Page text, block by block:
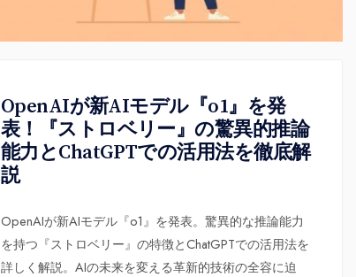
OpenAIが新AIモデル『o1』を発
表！『ストロベリー』の驚異的推論
能力とChatGPTでの活用法を徹底解
説
OpenAIが新AIモデル『o1』を発表。驚異的な推論能力
を持つ『ストロベリー』の特徴とChatGPTでの活用法を
詳しく解説。AIの未来を変える革新的技術の全容に迫